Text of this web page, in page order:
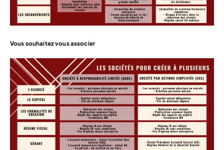
Vous souhaitez vous associer